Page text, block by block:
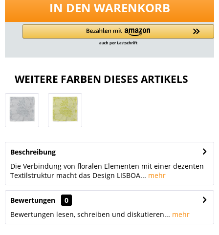
IN DEN WARENKORB
WEITERE FARBEN DIESES ARTIKELS
Beschreibung
Die Verbindung von floralen Elementen mit einer dezenten
Textilstruktur macht das Design LISBOA... mehr
Bewertungen
0
Bewertungen lesen, schreiben und diskutieren... mehr